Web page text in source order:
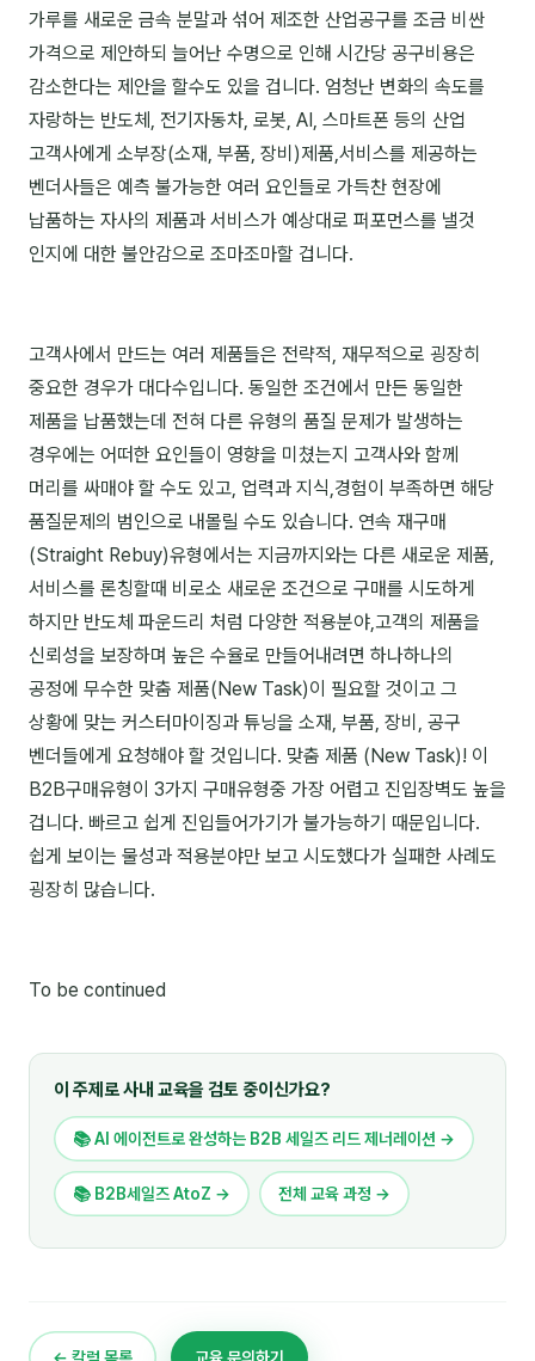
가루를 새로운 금속 분말과 섞어 제조한 산업공구를 조금 비싼
가격으로 제안하되 늘어난 수명으로 인해 시간당 공구비용은
감소한다는 제안을 할수도 있을 겁니다. 엄청난 변화의 속도를
자랑하는 반도체, 전기자동차, 로봇, AI, 스마트폰 등의 산업
고객사에게 소부장(소재, 부품, 장비)제품,서비스를 제공하는
벤더사들은 예측 불가능한 여러 요인들로 가득찬 현장에
납품하는 자사의 제품과 서비스가 예상대로 퍼포먼스를 낼것
인지에 대한 불안감으로 조마조마할 겁니다.
고객사에서 만드는 여러 제품들은 전략적, 재무적으로 굉장히
중요한 경우가 대다수입니다. 동일한 조건에서 만든 동일한
제품을 납품했는데 전혀 다른 유형의 품질 문제가 발생하는
경우에는 어떠한 요인들이 영향을 미쳤는지 고객사와 함께
머리를 싸매야 할 수도 있고, 업력과 지식,경험이 부족하면 해당
품질문제의 범인으로 내몰릴 수도 있습니다. 연속 재구매
(Straight Rebuy)유형에서는 지금까지와는 다른 새로운 제품,
서비스를 론칭할때 비로소 새로운 조건으로 구매를 시도하게
하지만 반도체 파운드리 처럼 다양한 적용분야,고객의 제품을
신뢰성을 보장하며 높은 수율로 만들어내려면 하나하나의
공정에 무수한 맞춤 제품(New Task)이 필요할 것이고 그
상황에 맞는 커스터마이징과 튜닝을 소재, 부품, 장비, 공구
벤더들에게 요청해야 할 것입니다. 맞춤 제품 (New Task)! 이
B2B구매유형이 3가지 구매유형중 가장 어렵고 진입장벽도 높을
겁니다. 빠르고 쉽게 진입들어가기가 불가능하기 때문입니다.
쉽게 보이는 물성과 적용분야만 보고 시도했다가 실패한 사례도
굉장히 많습니다.
To be continued
이 주제로 사내 교육을 검토 중이신가요?
📚 AI 에이전트로 완성하는 B2B 세일즈 리드 제너레이션 →
📚 B2B세일즈 AtoZ → 전체 교육 과정 →